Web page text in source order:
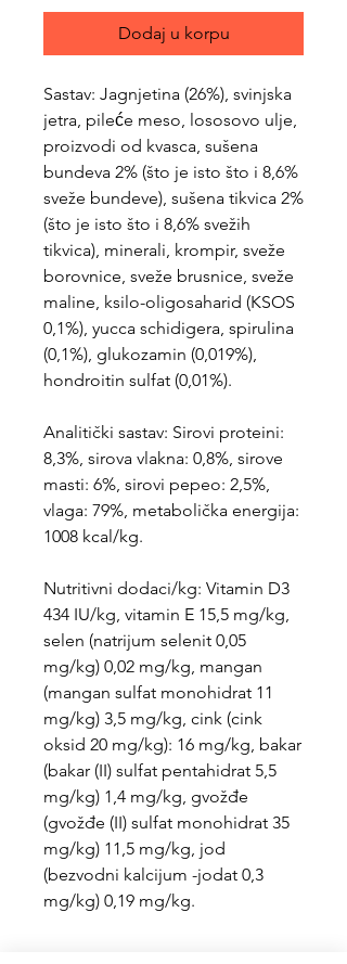
Dodaj u korpu
Sastav: Jagnjetina (26%), svinjska
jetra, pileće meso, lososovo ulje,
proizvodi od kvasca, sušena
bundeva 2% (što je isto što i 8,6%
sveže bundeve), sušena tikvica 2%
(što je isto što i 8,6% svežih
tikvica), minerali, krompir, sveže
borovnice, sveže brusnice, sveže
maline, ksilo-oligosaharid (KSOS
0,1%), yucca schidigera, spirulina
(0,1%), glukozamin (0,019%),
hondroitin sulfat (0,01%).
Analitički sastav: Sirovi proteini:
8,3%, sirova vlakna: 0,8%, sirove
masti: 6%, sirovi pepeo: 2,5%,
vlaga: 79%, metabolička energija:
1008 kcal/kg.
Nutritivni dodaci/kg: Vitamin D3
434 IU/kg, vitamin E 15,5 mg/kg,
selen (natrijum selenit 0,05
mg/kg) 0,02 mg/kg, mangan
(mangan sulfat monohidrat 11
mg/kg) 3,5 mg/kg, cink (cink
oksid 20 mg/kg): 16 mg/kg, bakar
(bakar (II) sulfat pentahidrat 5,5
mg/kg) 1,4 mg/kg, gvožđe
(gvožđe (II) sulfat monohidrat 35
mg/kg) 11,5 mg/kg, jod
(bezvodni kalcijum -jodat 0,3
mg/kg) 0,19 mg/kg.